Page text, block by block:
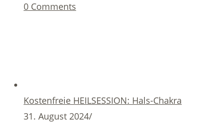
0 Comments
Kostenfreie HEILSESSION: Hals-Chakra
31. August 2024/